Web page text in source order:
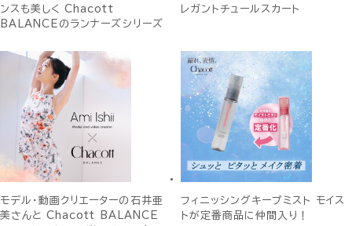
ンスも美しく Chacott
BALANCEのランナーズシリーズ
レガントチュールスカート
モデル・動画クリエーターの石井亜
美さんと Chacott BALANCE
フィニッシングキープミスト モイス
トが定番商品に仲間入り！